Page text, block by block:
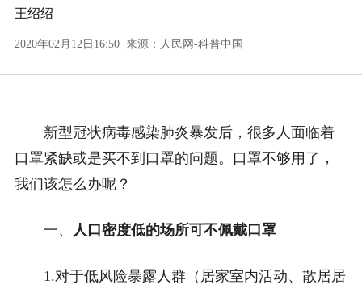
王绍绍
2020年02月12日16:50 来源： 人民网-科普中国
新型冠状病毒感染肺炎暴发后，很多人面临着
口罩紧缺或是买不到口罩的问题。口罩不够用了，
我们该怎么办呢？
一、 人口密度低的场所可不佩戴口罩
1.对于低风险暴露人群（居家室内活动、散居居